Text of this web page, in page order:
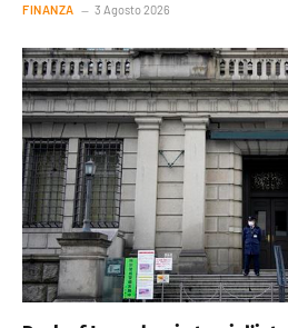
FINANZA 3 Agosto 2026